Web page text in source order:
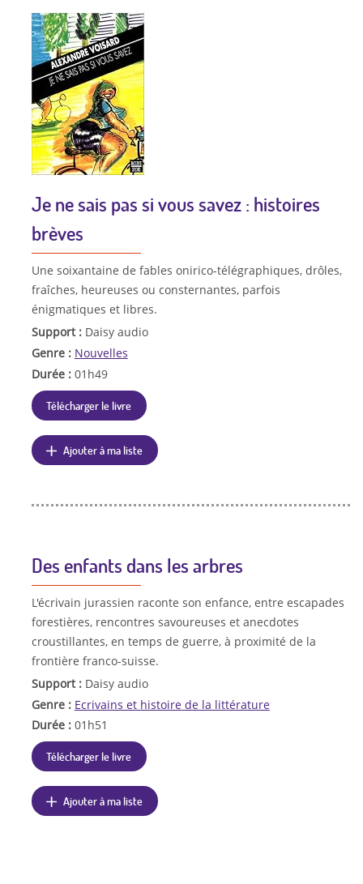
Je ne sais pas si vous savez : histoires
brèves
Une soixantaine de fables onirico-télégraphiques, drôles,
fraîches, heureuses ou consternantes, parfois
énigmatiques et libres.
Support : Daisy audio
Genre : Nouvelles
Durée : 01h49
Télécharger le livre
Ajouter à ma liste
Des enfants dans les arbres
L'écrivain jurassien raconte son enfance, entre escapades
forestières, rencontres savoureuses et anecdotes
croustillantes, en temps de guerre, à proximité de la
frontière franco-suisse.
Support : Daisy audio
Genre : Ecrivains et histoire de la littérature
Durée : 01h51
Télécharger le livre
Ajouter à ma liste